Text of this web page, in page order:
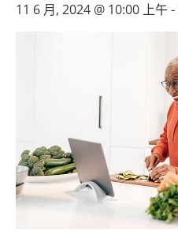
11 6 月, 2024 @ 10:00 上午-